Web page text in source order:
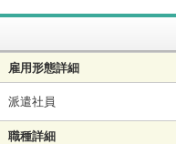
雇用形態詳細
派遣社員
職種詳細